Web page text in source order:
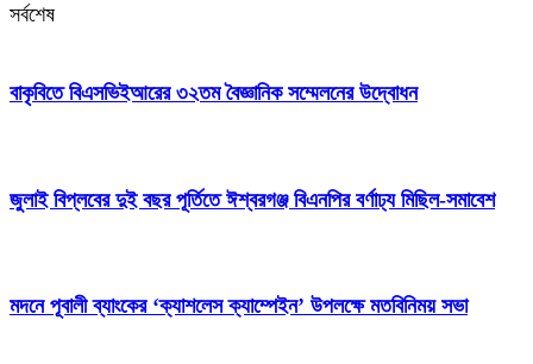
সর্বশেষ
বাকৃবিতে বিএসভিইআরের ৩২তম বৈজ্ঞানিক সম্মেলনের উদ্বোধন
জুলাই বিপ্লবের দুই বছর পূর্তিতে ঈশ্বরগঞ্জ বিএনপির বর্ণাঢ্য মিছিল-সমাবেশ
মদনে পূবালী ব্যাংকের ‘ক্যাশলেস ক্যাম্পেইন’ উপলক্ষে মতবিনিময় সভা